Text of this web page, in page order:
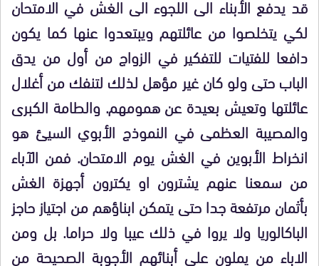
قد يدفع الأبناء الى اللجوء الى الغش في الامتحان
لكي يتخلصوا من عائلتهم ويبتعدوا عنها كما يكون
دافعا للفتيات للتفكير في الزواج من أول من يدق
الباب حتى ولو كان غير مؤهل لذلك لتنفك من أغلال
عائلتها وتعيش بعيدة عن همومهم. والطامة الكبرى
والمصيبة العظمى في النموذج الأبوي السيئ هو
انخراط الأبوين في الغش يوم الامتحان. فمن الآباء
من سمعنا عنهم يشترون او يكترون أجهزة الغش
بأثمان مرتفعة جدا حتى يتمكن ابناؤهم من اجتياز حاجز
الباكالوريا ولا يروا في ذلك عيبا ولا حراما. بل ومن
الاباء من يملون على أبنائهم الأجوبة الصحيحة من